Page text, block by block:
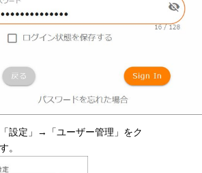
設定」→「ユーザー管理」をク
。